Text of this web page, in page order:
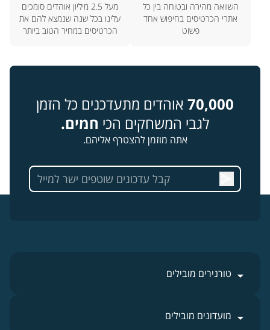
השוואה מהירה ובטוחה בין כל
אתרי הכרטיסים בחיפוש אחד
פשוט
מעל 2.5 מיליון אוהדים סומכים
עלינו בכל שנה שנמצא להם את
הכרטיסים במחיר הטוב ביותר
70,000 אוהדים מתעדכנים כל הזמן
לגבי המשחקים הכי חמים.
אתה מוזמן להצטרף אליהם.
טורנירים מובילים
מועדונים מובילים